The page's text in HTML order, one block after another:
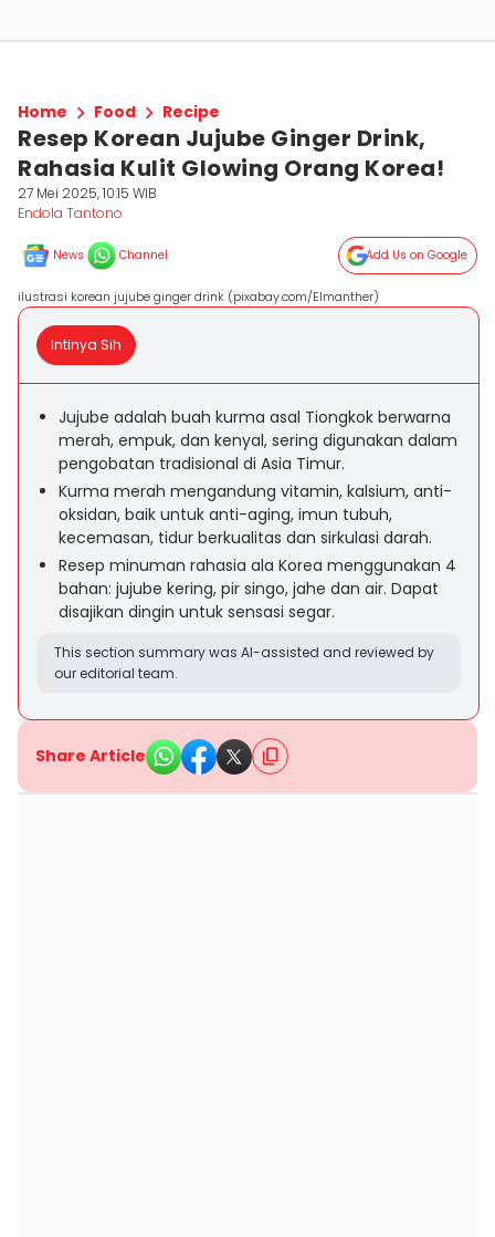
Home Food Recipe
Resep Korean Jujube Ginger Drink,
Rahasia Kulit Glowing Orang Korea!
27 Mei 2025, 10:15 WIB
Endola Tantono
News Channel Add Us on Google
ilustrasi korean jujube ginger drink (pixabay.com/Elmanther)
Intinya Sih
Jujube adalah buah kurma asal Tiongkok berwarna
merah, empuk, dan kenyal, sering digunakan dalam
pengobatan tradisional di Asia Timur.
Kurma merah mengandung vitamin, kalsium, anti-
oksidan, baik untuk anti-aging, imun tubuh,
kecemasan, tidur berkualitas dan sirkulasi darah.
Resep minuman rahasia ala Korea menggunakan 4
bahan: jujube kering, pir singo, jahe dan air. Dapat
disajikan dingin untuk sensasi segar.
This section summary was AI-assisted and reviewed by
our editorial team.
Share Article